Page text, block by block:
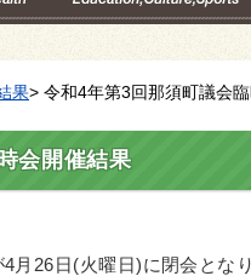
果> 令和4年第3回那須町議会
会開催結果
月26日(火曜日)に閉会となり